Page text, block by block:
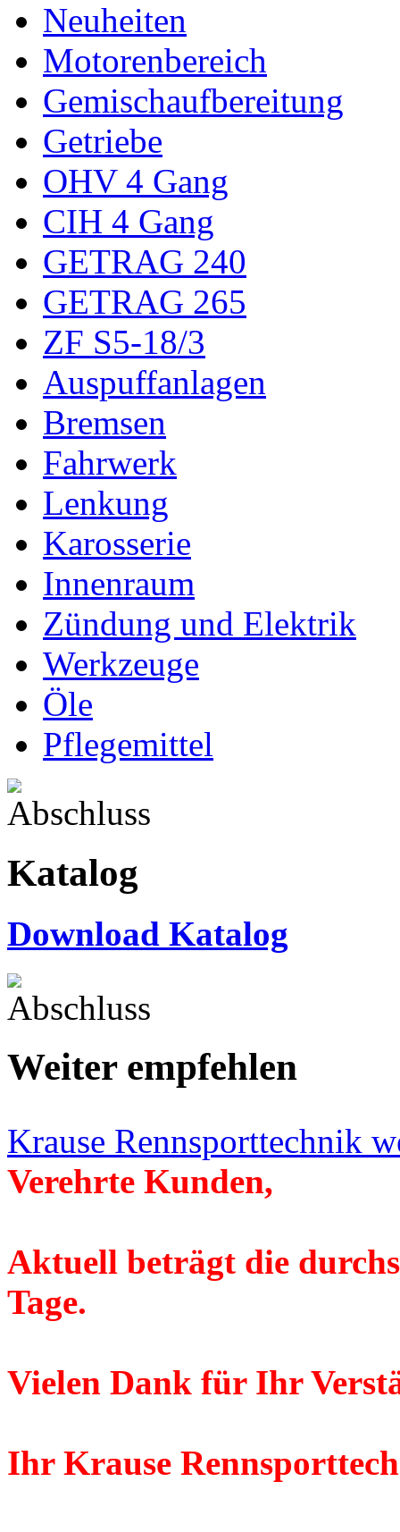
Neuheiten
Motorenbereich
Gemischaufbereitung
Getriebe
OHV 4 Gang
CIH 4 Gang
GETRAG 240
GETRAG 265
ZF S5-18/3
Auspuffanlagen
Bremsen
Fahrwerk
Lenkung
Karosserie
Innenraum
Zündung und Elektrik
Werkzeuge
Öle
Pflegemittel
Katalog
Download Katalog
Weiter empfehlen
Krause Rennsporttechnik
Verehrte Kunden,
Aktuell beträgt die
Tage.
Vielen Dank für Ihr
Ihr Krause